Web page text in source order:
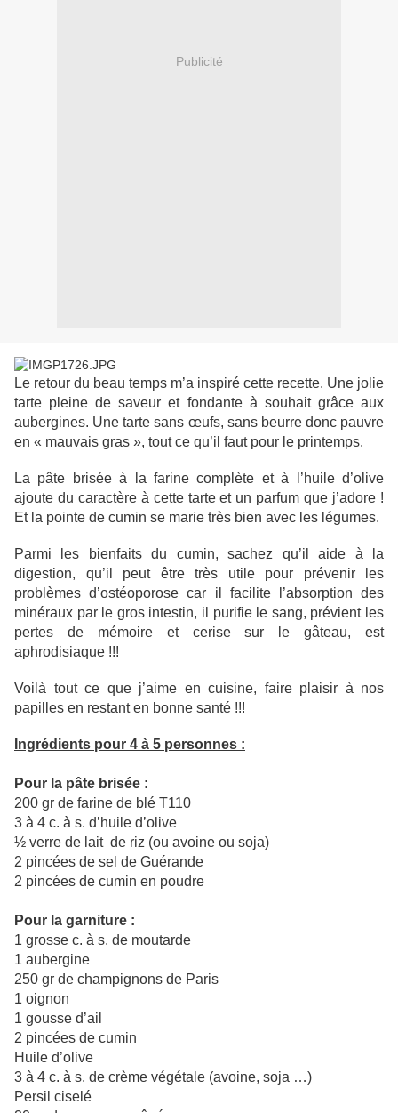
Publicité
Le retour du beau temps m’a inspiré cette recette. Une jolie
tarte pleine de saveur et fondante à souhait grâce aux
aubergines. Une tarte sans œufs, sans beurre donc pauvre
en « mauvais gras », tout ce qu’il faut pour le printemps.
La pâte brisée à la farine complète et à l’huile d’olive
ajoute du caractère à cette tarte et un parfum que j’adore !
Et la pointe de cumin se marie très bien avec les légumes.
Parmi les bienfaits du cumin, sachez qu’il aide à la
digestion, qu’il peut être très utile pour prévenir les
problèmes d’ostéoporose car il facilite l’absorption des
minéraux par le gros intestin, il purifie le sang, prévient les
pertes de mémoire et cerise sur le gâteau, est
aphrodisiaque !!!
Voilà tout ce que j’aime en cuisine, faire plaisir à nos
papilles en restant en bonne santé !!!
Ingrédients pour 4 à 5 personnes :
Pour la pâte brisée :
200 gr de farine de blé T110
3 à 4 c. à s. d’huile d’olive
½ verre de lait de riz (ou avoine ou soja)
2 pincées de sel de Guérande
2 pincées de cumin en poudre
Pour la garniture :
1 grosse c. à s. de moutarde
1 aubergine
250 gr de champignons de Paris
1 oignon
1 gousse d’ail
2 pincées de cumin
Huile d’olive
3 à 4 c. à s. de crème végétale (avoine, soja …)
Persil ciselé